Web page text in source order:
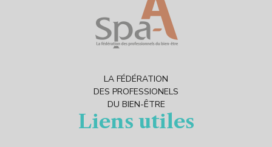
LA FÉDÉRATION
DES PROFESSIONELS
DU BIEN-ÊTRE
Liens utiles